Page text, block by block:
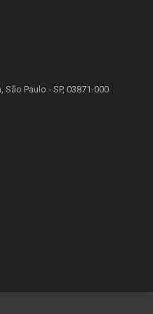
São Paulo - SP, 03871-000